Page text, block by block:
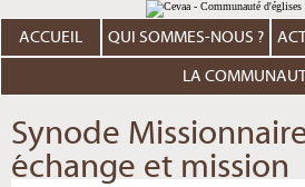
au
contenu.
Aller
personnels
ACCUEIL QUI SOMMES-NOUS ?
LA
Synode
échange et mission